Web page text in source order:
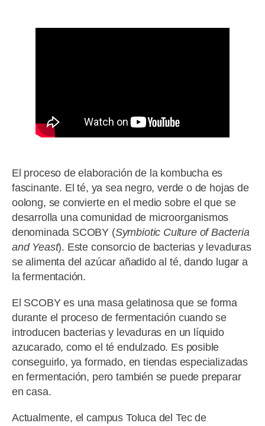
El proceso de elaboración de la kombucha es
fascinante. El té, ya sea negro, verde o de hojas de
oolong, se convierte en el medio sobre el que se
desarrolla una comunidad de microorganismos
denominada SCOBY (Symbiotic Culture of Bacteria
and Yeast). Este consorcio de bacterias y levaduras
se alimenta del azúcar añadido al té, dando lugar a
la fermentación.
El SCOBY es una masa gelatinosa que se forma
durante el proceso de fermentación cuando se
introducen bacterias y levaduras en un líquido
azucarado, como el té endulzado. Es posible
conseguirlo, ya formado, en tiendas especializadas
en fermentación, pero también se puede preparar
en casa.
Actualmente, el campus Toluca del Tec de